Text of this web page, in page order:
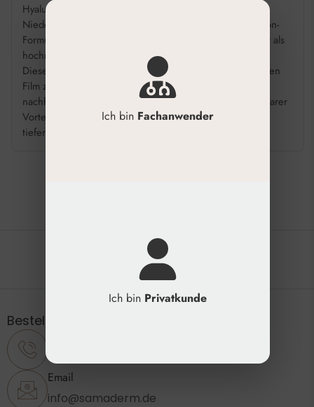
Hyaluronsäure LMW Hydrolyzed für Leave-on Produkte
Niedermolekulare hydrolysierte Hyaluronsäure in Leave-on-
Formulierungen penetriert die Epidermis deutlich besser als
hochmolekulare Varianten. In der Praxis hat sich gezeigt:
Diese Molekülgröße hydratisiert tiefenwirksam, ohne einen
Film zu hinterlassen, und unterstützt die Barrierefunktion
nachhaltig – gerade nach invasiven Behandlungen ein klarer
Vorteil. Dringt dank niedrigem Molekulargewicht (LMW)
tiefer in die […]
Die natürliche Schönheit erhalten
Bestellung & Support
+49 (0) 2173 - 89 23 860
Email
info@samaderm.de
Ich bin Fachanwender
Ich bin Privatkunde